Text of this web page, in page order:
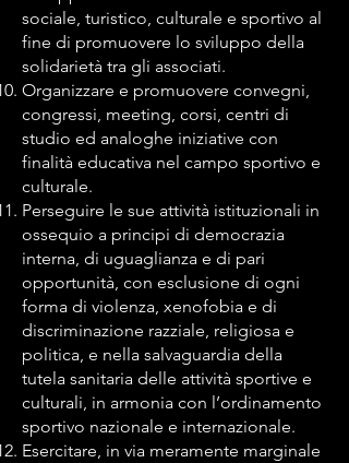
sociale, turistico, culturale e sportivo al
fine di promuovere lo sviluppo della
solidarietà tra gli associati.
Organizzare e promuovere convegni,
congressi, meeting, corsi, centri di
studio ed analoghe iniziative con
finalità educativa nel campo sportivo e
culturale.
Perseguire le sue attività istituzionali in
ossequio a principi di democrazia
interna, di uguaglianza e di pari
opportunità, con esclusione di ogni
forma di violenza, xenofobia e di
discriminazione razziale, religiosa e
politica, e nella salvaguardia della
tutela sanitaria delle attività sportive e
culturali, in armonia con l’ordinamento
sportivo nazionale e internazionale.
Esercitare, in via meramente marginale